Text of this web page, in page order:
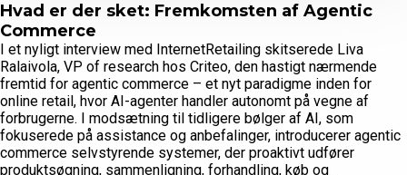
Hvad er der sket: Fremkomsten af Agentic
Commerce
I et nyligt interview med InternetRetailing skitserede Liva
Ralaivola, VP of research hos Criteo, den hastigt nærmende
fremtid for agentic commerce – et nyt paradigme inden for
online retail, hvor AI-agenter handler autonomt på vegne af
forbrugerne. I modsætning til tidligere bølger af AI, som
fokuserede på assistance og anbefalinger, introducerer agentic
commerce selvstyrende systemer, der proaktivt udfører
produktsøgning, sammenligning, forhandling, køb og